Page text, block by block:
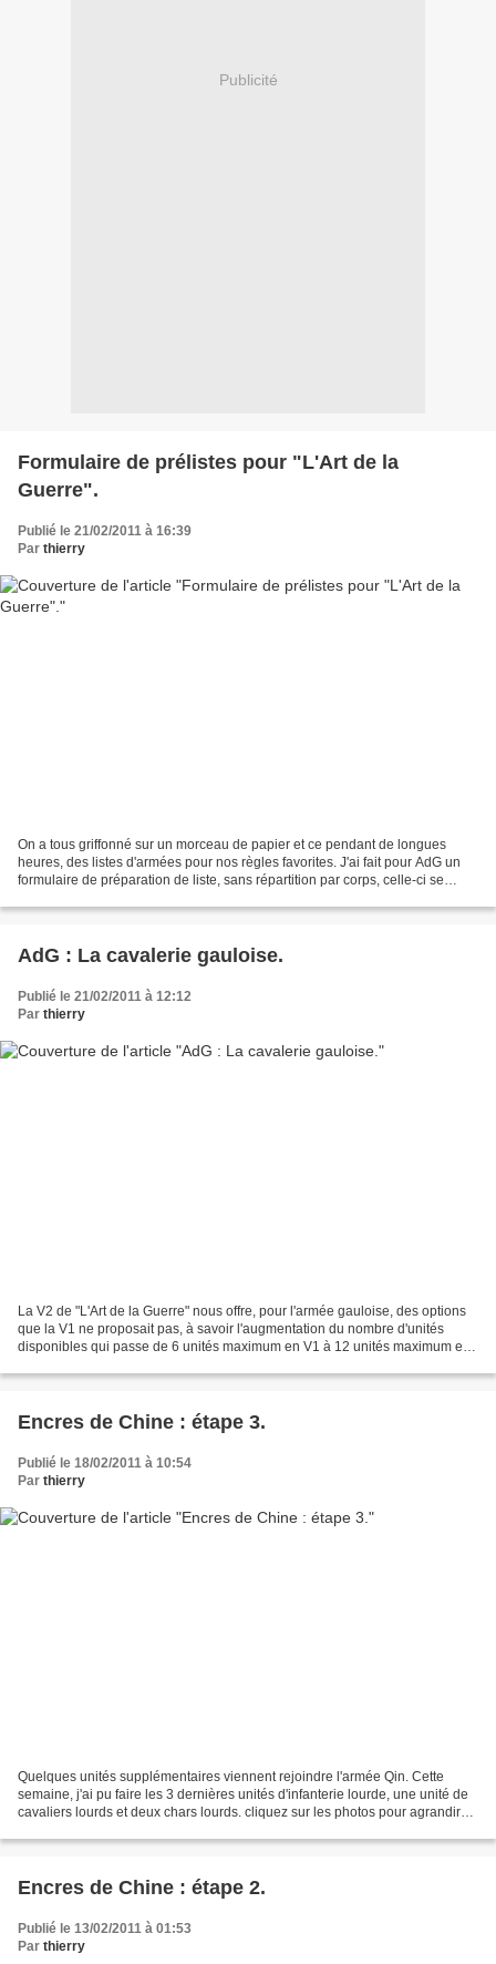
Publicité
Formulaire de prélistes pour "L'Art de la
Guerre".
Publié le 21/02/2011 à 16:39
Par thierry
On a tous griffonné sur un morceau de papier et ce pendant de longues
heures, des listes d'armées pour nos règles favorites. J'ai fait pour AdG un
formulaire de préparation de liste, sans répartition par corps, celle-ci se
AdG : La cavalerie gauloise.
Publié le 21/02/2011 à 12:12
Par thierry
La V2 de "L'Art de la Guerre" nous offre, pour l'armée gauloise, des options
que la V1 ne proposait pas, à savoir l'augmentation du nombre d'unités
disponibles qui passe de 6 unités maximum en V1 à 12 unités maximum en
Encres de Chine : étape 3.
Publié le 18/02/2011 à 10:54
Par thierry
Quelques unités supplémentaires viennent rejoindre l'armée Qin. Cette
semaine, j'ai pu faire les 3 dernières unités d'infanterie lourde, une unité de
cavaliers lourds et deux chars lourds. cliquez sur les photos pour agrandir
Encres de Chine : étape 2.
Publié le 13/02/2011 à 01:53
Par thierry